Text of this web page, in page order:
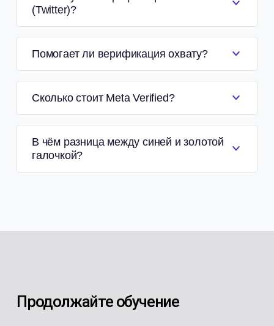
(Twitter)?
Помогает ли верификация охвату?
Сколько стоит Meta Verified?
В чём разница между синей и золотой
галочкой?
Продолжайте обучение